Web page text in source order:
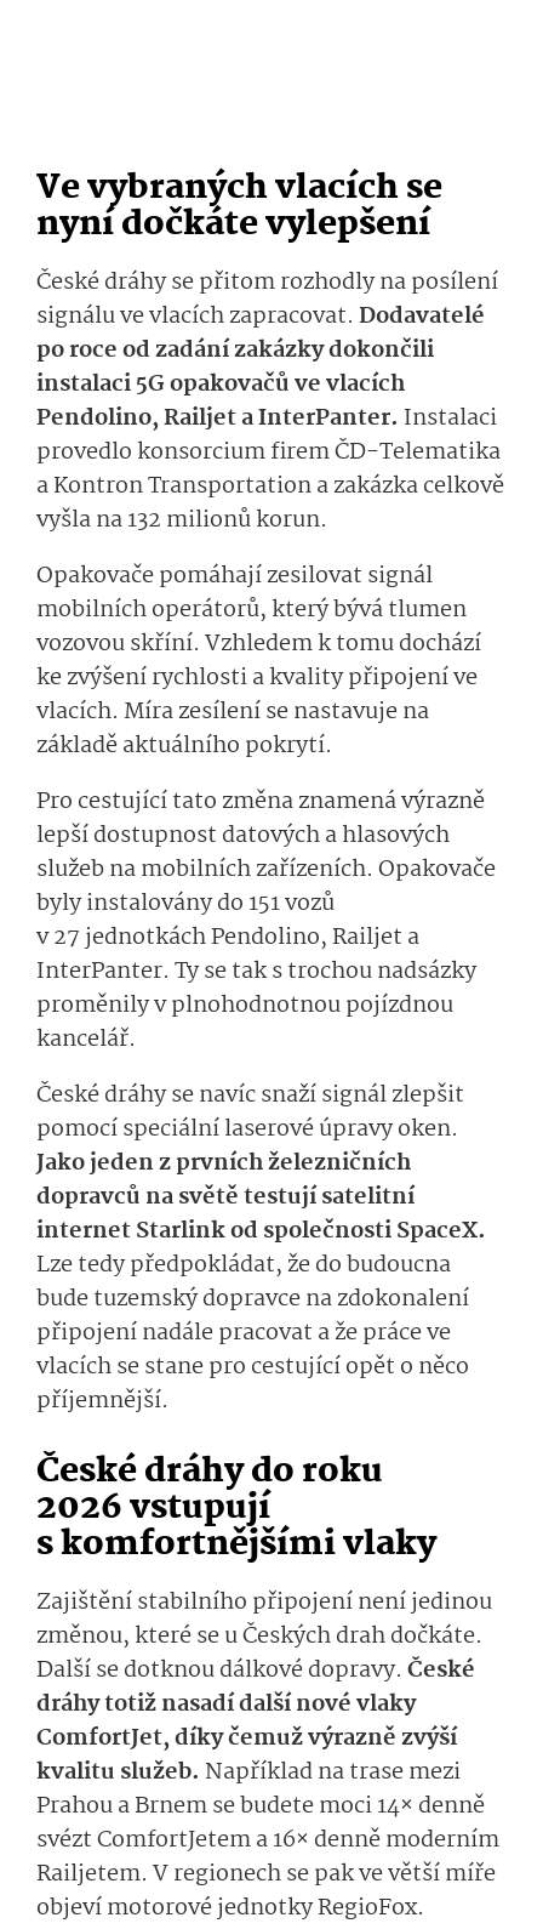
Ve vybraných vlacích se
nyní dočkáte vylepšení
České dráhy se přitom rozhodly na posílení
signálu ve vlacích zapracovat. Dodavatelé
po roce od zadání zakázky dokončili
instalaci 5G opakovačů ve vlacích
Pendolino, Railjet a InterPanter. Instalaci
provedlo konsorcium firem ČD-Telematika
a Kontron Transportation a zakázka celkově
vyšla na 132 milionů korun.
Opakovače pomáhají zesilovat signál
mobilních operátorů, který bývá tlumen
vozovou skříní. Vzhledem k tomu dochází
ke zvýšení rychlosti a kvality připojení ve
vlacích. Míra zesílení se nastavuje na
základě aktuálního pokrytí.
Pro cestující tato změna znamená výrazně
lepší dostupnost datových a hlasových
služeb na mobilních zařízeních. Opakovače
byly instalovány do 151 vozů
v 27 jednotkách Pendolino, Railjet a
InterPanter. Ty se tak s trochou nadsázky
proměnily v plnohodnotnou pojízdnou
kancelář.
České dráhy se navíc snaží signál zlepšit
pomocí speciální laserové úpravy oken.
Jako jeden z prvních železničních
dopravců na světě testují satelitní
internet Starlink od společnosti SpaceX.
Lze tedy předpokládat, že do budoucna
bude tuzemský dopravce na zdokonalení
připojení nadále pracovat a že práce ve
vlacích se stane pro cestující opět o něco
příjemnější.
České dráhy do roku
2026 vstupují
s komfortnější­mi vlaky
Zajištění stabilního připojení není jedinou
změnou, které se u Českých drah dočkáte.
Další se dotknou dálkové dopravy. České
dráhy totiž nasadí další nové vlaky
ComfortJet, díky čemuž výrazně zvýší
kvalitu služeb. Například na trase mezi
Prahou a Brnem se budete moci 14× denně
svézt ComfortJetem a 16× denně moderním
Railjetem. V regionech se pak ve větší míře
objeví motorové jednotky RegioFox.